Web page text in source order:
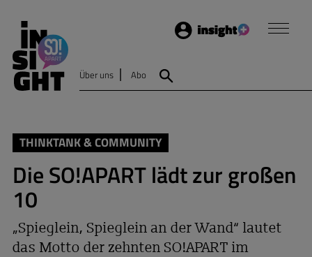
Login
Über uns Abo
THINKTANK & COMMUNITY
Die SO!APART lädt zur großen
10
„Spieglein, Spieglein an der Wand“ lautet
das Motto der zehnten SO!APART im